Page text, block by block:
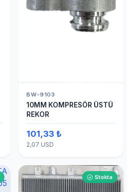
BW-9103
10MM KOMPRESÖR ÜSTÜ
REKOR
101,33 ₺
2,07 USD
Stokta